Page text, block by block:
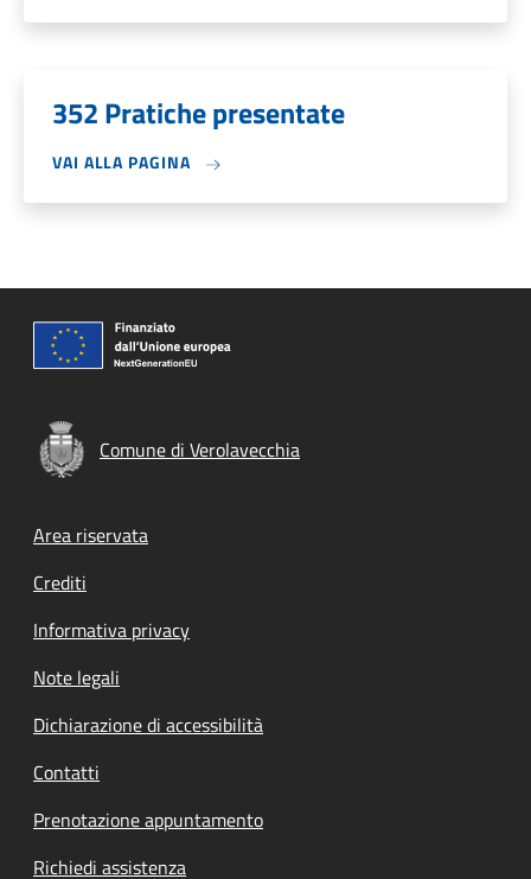
352 Pratiche presentate
VAI ALLA PAGINA
Comune di Verolavecchia
Footer menu
Area riservata
Crediti
Informativa privacy
Note legali
Dichiarazione di accessibilità
Contatti
Prenotazione appuntamento
Richiedi assistenza